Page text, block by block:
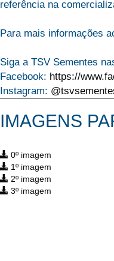
referência na
Para mais informações
Siga a TSV Sementes
Facebook: https://
Instagram:
IMAGENS
0º imagem
1º imagem
2º imagem
3º imagem